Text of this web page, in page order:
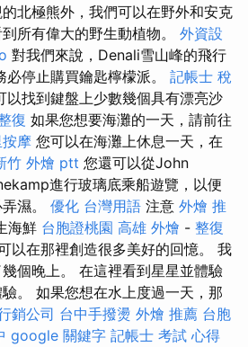
北極熊外，我們可以在野外和安克
所有偉大的野生動植物。 外資設
對我們來說，Denali雪山峰的飛行
停止購買鑰匙檸檬派。 記帳士 稅
以找到鍵盤上少數幾個具有漂亮沙
復 如果您想要海灘的一天，請前往
摩 您可以在海灘上休息一天，在
竹 外燴 ptt 您還可以從John
進行玻璃底乘船遊覽，以便
濕。 優化 台灣用語 注意 外燴 推
海鮮 台胞證桃園 高雄 外燴 - 整復
以在那裡創造很多美好的回憶。 我
個晚上。 在這裡看到星星並體驗
。 如果您想在水上度過一天，那
銷公司 台中手撥燙 外燴 推薦 台胞
google 關鍵字 記帳士 考試 心得